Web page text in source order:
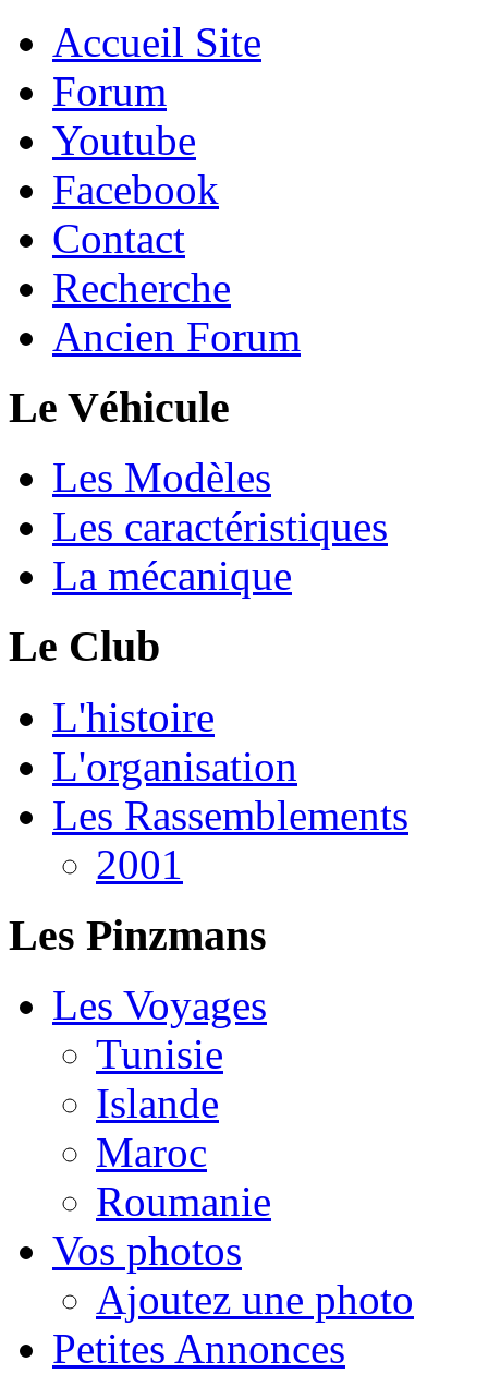
Accueil Site
Forum
Youtube
Facebook
Contact
Recherche
Ancien Forum
Le Véhicule
Les Modèles
Les caractéristiques
La mécanique
Le Club
L'histoire
L'organisation
Les Rassemblements
2001
Les Pinzmans
Les Voyages
Tunisie
Islande
Maroc
Roumanie
Vos photos
Ajoutez une photo
Petites Annonces